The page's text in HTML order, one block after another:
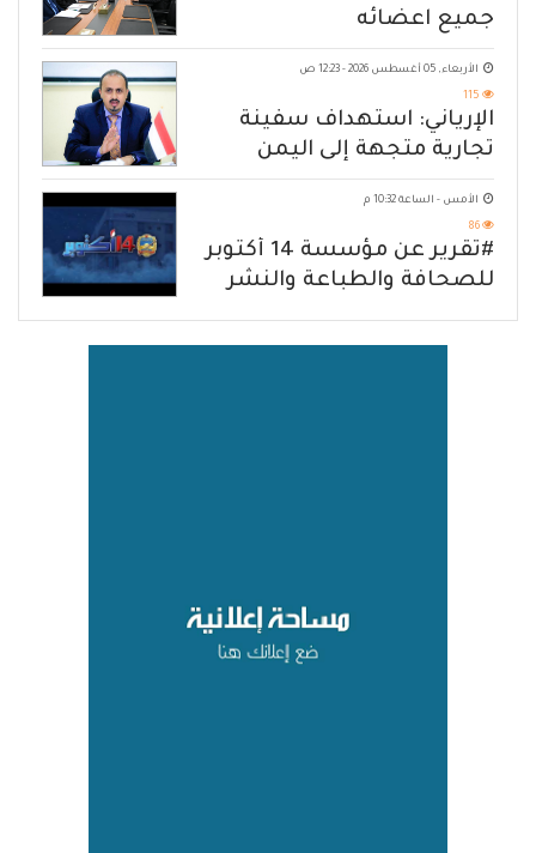
جميع اعضائه
الأربعاء, 05 أغسطس 2026 - 12:23 ص
115
الإرياني: استهداف سفينة
تجارية متجهة إلى اليمن
يكشف حصار الحوثي للشعب
الأمس - الساعة 10:32 م
86
#تقرير عن مؤسسة 14 أكتوبر
للصحافة والطباعة والنشر